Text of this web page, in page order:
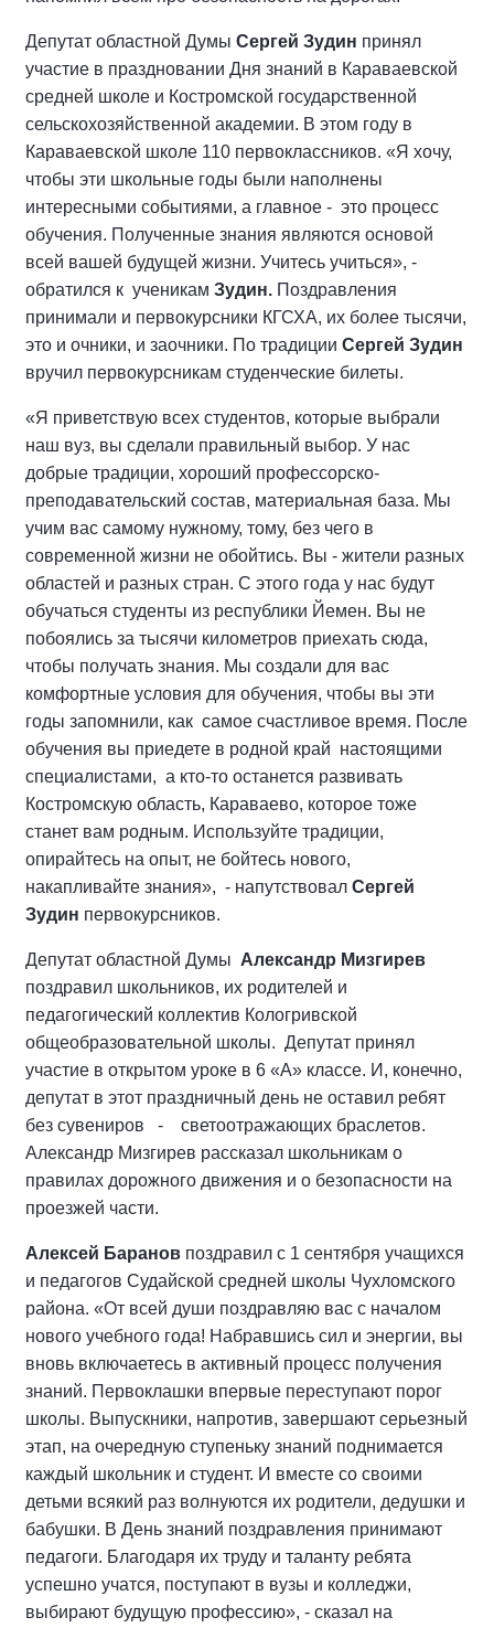
Депутат областной Думы Сергей Зудин принял
участие в праздновании Дня знаний в Караваевской
средней школе и Костромской государственной
сельскохозяйственной академии. В этом году в
Караваевской школе 110 первоклассников. «Я хочу,
чтобы эти школьные годы были наполнены
интересными событиями, а главное - это процесс
обучения. Полученные знания являются основой
всей вашей будущей жизни. Учитесь учиться», -
обратился к ученикам Зудин. Поздравления
принимали и первокурсники КГСХА, их более тысячи,
это и очники, и заочники. По традиции Сергей Зудин
вручил первокурсникам студенческие билеты.
«Я приветствую всех студентов, которые выбрали
наш вуз, вы сделали правильный выбор. У нас
добрые традиции, хороший профессорско-
преподавательский состав, материальная база. Мы
учим вас самому нужному, тому, без чего в
современной жизни не обойтись. Вы - жители разных
областей и разных стран. С этого года у нас будут
обучаться студенты из республики Йемен. Вы не
побоялись за тысячи километров приехать сюда,
чтобы получать знания. Мы создали для вас
комфортные условия для обучения, чтобы вы эти
годы запомнили, как самое счастливое время. После
обучения вы приедете в родной край настоящими
специалистами, а кто-то останется развивать
Костромскую область, Караваево, которое тоже
станет вам родным. Используйте традиции,
опирайтесь на опыт, не бойтесь нового,
накапливайте знания», - напутствовал Сергей
Зудин первокурсников.
Депутат областной Думы Александр Мизгирев
поздравил школьников, их родителей и
педагогический коллектив Кологривской
общеобразовательной школы. Депутат принял
участие в открытом уроке в 6 «А» классе. И, конечно,
депутат в этот праздничный день не оставил ребят
без сувениров - светоотражающих браслетов.
Александр Мизгирев рассказал школьникам о
правилах дорожного движения и о безопасности на
проезжей части.
Алексей Баранов поздравил с 1 сентября учащихся
и педагогов Судайской средней школы Чухломского
района. «От всей души поздравляю вас с началом
нового учебного года! Набравшись сил и энергии, вы
вновь включаетесь в активный процесс получения
знаний. Первоклашки впервые переступают порог
школы. Выпускники, напротив, завершают серьезный
этап, на очередную ступеньку знаний поднимается
каждый школьник и студент. И вместе со своими
детьми всякий раз волнуются их родители, дедушки и
бабушки. В День знаний поздравления принимают
педагоги. Благодаря их труду и таланту ребята
успешно учатся, поступают в вузы и колледжи,
выбирают будущую профессию», - сказал на